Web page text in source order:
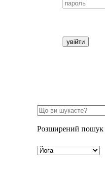
Розширений пошук